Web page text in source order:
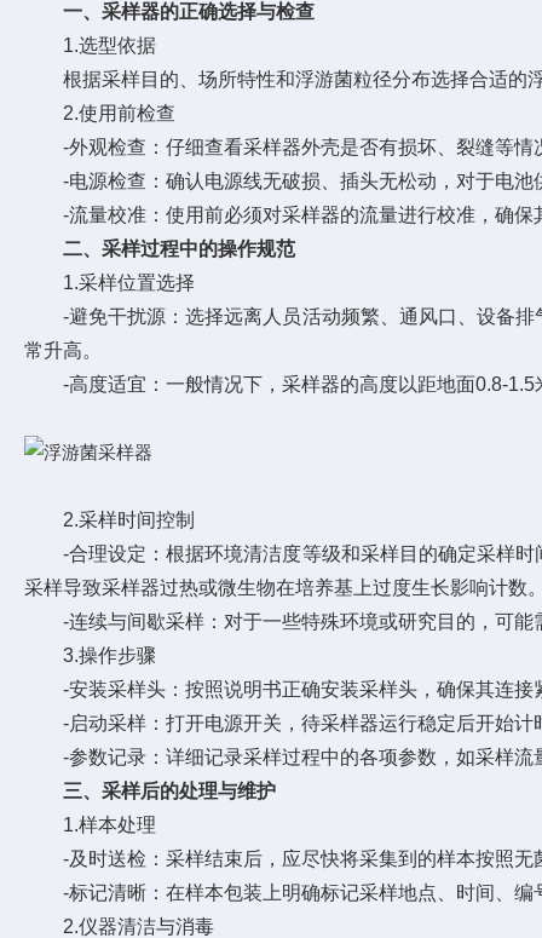
一、采样器的正确选择与检查
1.选型依据
根据采样目的、场所特性和浮游菌粒径分布选择合适的
2.使用前检查
-外观检查：仔细查看采样器外壳是否有损坏、裂缝等情
-电源检查：确认电源线无破损、插头无松动，对于电池
-流量校准：使用前必须对采样器的流量进行校准，确保
二、采样过程中的操作规范
1.采样位置选择
-避免干扰源：选择远离人员活动频繁、通风口、设备排
常升高。
-高度适宜：一般情况下，采样器的高度以距地面0.8-1.5
2.采样时间控制
-合理设定：根据环境清洁度等级和采样目的确定采样时
采样导致采样器过热或微生物在培养基上过度生长影响计数
-连续与间歇采样：对于一些特殊环境或研究目的，可能
3.操作步骤
-安装采样头：按照说明书正确安装采样头，确保其连接
-启动采样：打开电源开关，待采样器运行稳定后开始计
-参数记录：详细记录采样过程中的各项参数，如采样流
三、采样后的处理与维护
1.样本处理
-及时送检：采样结束后，应尽快将采集到的样本按照无
-标记清晰：在样本包装上明确标记采样地点、时间、编
2.仪器清洁与消毒